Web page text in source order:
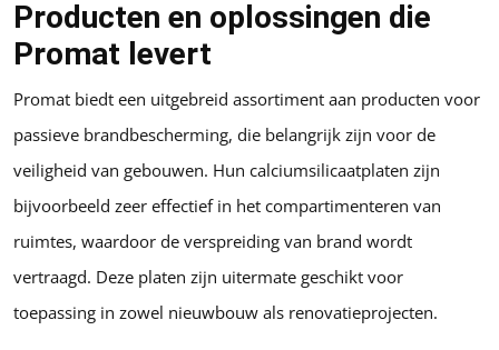
Producten en oplossingen die
Promat levert
Promat biedt een uitgebreid assortiment aan producten voor
passieve brandbescherming, die belangrijk zijn voor de
veiligheid van gebouwen. Hun calciumsilicaatplaten zijn
bijvoorbeeld zeer effectief in het compartimenteren van
ruimtes, waardoor de verspreiding van brand wordt
vertraagd. Deze platen zijn uitermate geschikt voor
toepassing in zowel nieuwbouw als renovatieprojecten.